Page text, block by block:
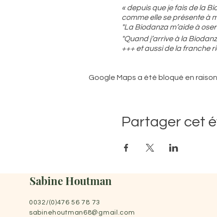
« depuis que je fais de la
comme elle se présente à
"La Biodanza m’aide à
"Quand j’arrive à la
+++ et aussi de la franche
Et une chouette qui
Eh bien d’un monde où
Nous étions tous unis et
Dans la reconnaissance et
L’art politique suprême
Ce monde dansant
Google Maps a été bloqué en
Partager cet
Sabine Houtman
0032/(0)476 56 78 73
sabinehoutman68@gmail.com